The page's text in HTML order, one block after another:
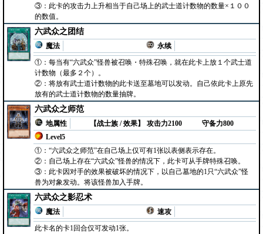
③：此卡的攻击力上升相当于自己场上的武士道计数物的数量×１００
的数值。
六武众之团结
魔法
永续
①：每当有“六武众”怪兽被召唤・特殊召唤，就在此卡上放１个武士道
计数物（最多２个）。
②：将放有武士道计数物的此卡送至墓地可以发动。自己依此卡上原先
放有的武士道计数物的数量抽牌。
六武众之师范
地属性
【战士族 / 效果】
Level5
攻击力2100 守备力800
①：“六武众之师范”在自己场上仅可有1张以表侧表示存在。
②：自己场上存在“六武众”怪兽的情况下，此卡可从手牌特殊召唤。
③：此卡因对手的效果被破坏的情况下，以自己墓地的1只“六武众”怪
兽为对象发动。将该怪兽加入手牌。
六武众之影忍术
魔法
速攻
此卡名的卡1回合仅可发动1张。